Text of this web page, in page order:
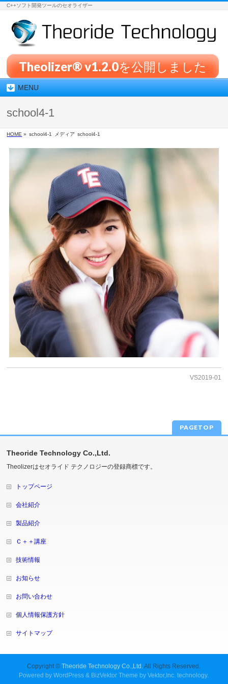
C++ソフト開発ツールのセオライザー
Theolizer® v1.2.0を公開しました
MENU
school4-1
HOME » school4-1 メディア school4-1
VS2019-01
PAGETOP
Theoride Technology Co.,Ltd.
Theolizerはセオライド テクノロジーの登録商標です。
トップページ
会社紹介
製品紹介
Ｃ＋＋講座
技術情報
お知らせ
お問い合わせ
個人情報保護方針
サイトマップ
Copyright ©Theoride Technology Co.,Ltd.All Rights Reserved.
Powered byWordPress & BizVektor Theme byVektor,Inc. technology.